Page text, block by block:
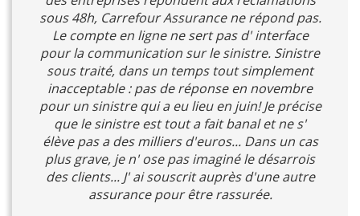
sous 48h, Carrefour Assurance ne répond pas.
Le compte en ligne ne sert pas d' interface
pour la communication sur le sinistre. Sinistre
sous traité, dans un temps tout simplement
inacceptable : pas de réponse en novembre
pour un sinistre qui a eu lieu en juin! Je précise
que le sinistre est tout a fait banal et ne s'
élève pas a des milliers d'euros... Dans un cas
plus grave, je n' ose pas imaginé le désarrois
des clients... J' ai souscrit auprès d'une autre
assurance pour être rassurée.